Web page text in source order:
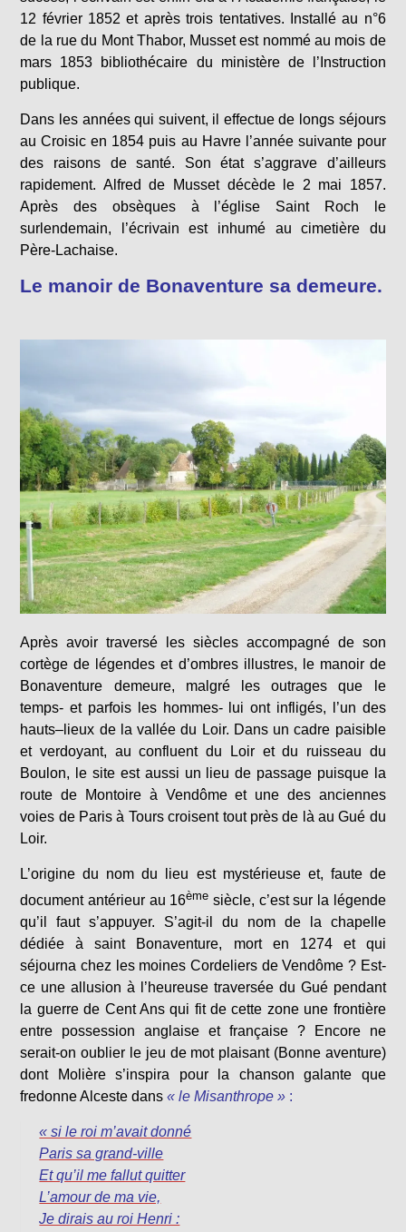
12 février 1852 et après trois tentatives. Installé au n°6
de la rue du Mont Thabor, Musset est nommé au mois de
mars 1853 bibliothécaire du ministère de l’Instruction
publique.
Dans les années qui suivent, il effectue de longs séjours
au Croisic en 1854 puis au Havre l’année suivante pour
des raisons de santé. Son état s’aggrave d’ailleurs
rapidement. Alfred de Musset décède le 2 mai 1857.
Après des obsèques à l’église Saint Roch le
surlendemain, l’écrivain est inhumé au cimetière du
Père-Lachaise.
Le manoir de Bonaventure sa demeure.
Après avoir traversé les siècles accompagné de son
cortège de légendes et d’ombres illustres, le manoir de
Bonaventure demeure, malgré les outrages que le
temps- et parfois les hommes- lui ont infligés, l’un des
hauts–lieux de la vallée du Loir. Dans un cadre paisible
et verdoyant, au confluent du Loir et du ruisseau du
Boulon, le site est aussi un lieu de passage puisque la
route de Montoire à Vendôme et une des anciennes
voies de Paris à Tours croisent tout près de là au Gué du
Loir.
L’origine du nom du lieu est mystérieuse et, faute de
document antérieur au 16ème siècle, c’est sur la légende
qu’il faut s’appuyer. S’agit-il du nom de la chapelle
dédiée à saint Bonaventure, mort en 1274 et qui
séjourna chez les moines Cordeliers de Vendôme ? Est-
ce une allusion à l’heureuse traversée du Gué pendant
la guerre de Cent Ans qui fit de cette zone une frontière
entre possession anglaise et française ? Encore ne
serait-on oublier le jeu de mot plaisant (Bonne aventure)
dont Molière s’inspira pour la chanson galante que
fredonne Alceste dans « le Misanthrope » :
« si le roi m’avait donné
Paris sa grand-ville
Et qu’il me fallut quitter
L’amour de ma vie,
Je dirais au roi Henri :